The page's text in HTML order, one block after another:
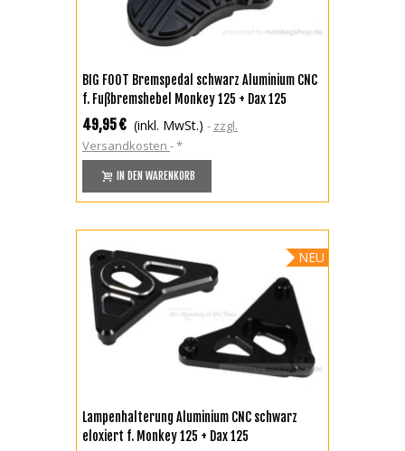
BIG FOOT Bremspedal schwarz Aluminium CNC
f. Fußbremshebel Monkey 125 + Dax 125
49,95 € (inkl. MwSt.)
zzgl.
Versandkosten
*
IN DEN WARENKORB
NEU
Lampenhalterung Aluminium CNC schwarz
eloxiert f. Monkey 125 + Dax 125